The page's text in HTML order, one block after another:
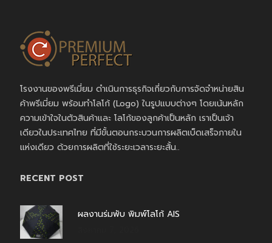
โรงงานของพรีเมี่ยม ดำเนินการธุรกิจเกี่ยวกับการจัดจำหน่ายสิน
ค้าพรีเมี่ยม พร้อมทำโลโก้ (Logo) ในรูปแบบต่างๆ โดยเน้นหลัก
ความเข้าใจในตัวสินค้าและ โลโก้ของลูกค้าเป็นหลัก เราเป็นเจ้า
เดียวในประเทศไทย ที่มีขั้นตอนกระบวนการผลิตเบ็ดเสร็จภายใน
แห่งเดียว ด้วยการผลิตที่ใช้ระยะเวลาระยะสั้น..
RECENT POST
ผลงานร่มพับ พิมพ์โลโก้ AIS